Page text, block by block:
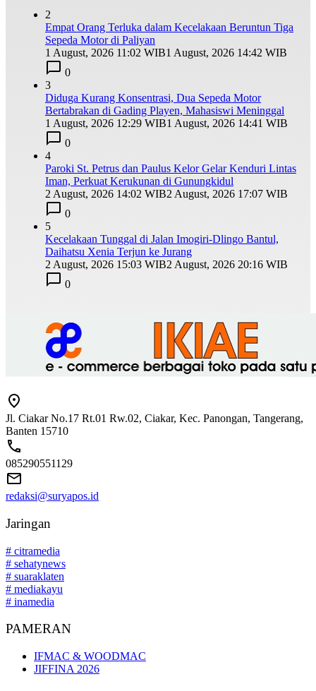
2
Empat Orang Terluka dalam Kecelakaan Beruntun Tiga
Sepeda Motor di Paliyan
1 August, 2026 11:02 WIB1 August, 2026 14:42 WIB
0
3
Diduga Kurang Konsentrasi, Dua Sepeda Motor
Bertabrakan di Gading Playen, Mahasiswi Meninggal
1 August, 2026 12:29 WIB1 August, 2026 14:41 WIB
0
4
Paroki St. Petrus dan Paulus Kelor Gelar Kenduri Lintas
Iman, Perkuat Kerukunan di Gunungkidul
2 August, 2026 14:02 WIB2 August, 2026 17:07 WIB
0
5
Kecelakaan Tunggal di Jalan Imogiri-Dlingo Bantul,
Daihatsu Xenia Terjun ke Jurang
2 August, 2026 15:03 WIB2 August, 2026 20:16 WIB
0
Jl. Ciakar No.17 Rt.01 Rw.02, Ciakar, Kec. Panongan, Tangerang,
Banten 15710
085290551129
redaksi@suryapos.id
Jaringan
# citramedia
# sehatynews
# suaraklaten
# mediakayu
# inamedia
PAMERAN
IFMAC & WOODMAC
JIFFINA 2026